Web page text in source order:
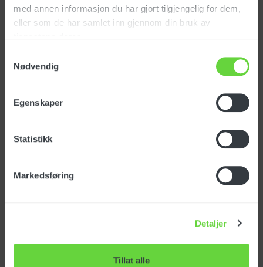
med annen informasjon du har gjort tilgjengelig for dem,
eller som de har samlet inn gjennom din bruk av
Nødvendig
Egenskaper
Statistikk
Markedsføring
Detaljer
Tillat alle